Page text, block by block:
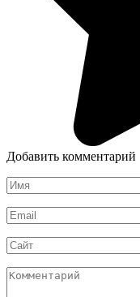
Добавить комментарий
Имя
*
Email
*
Сайт
Комментарий